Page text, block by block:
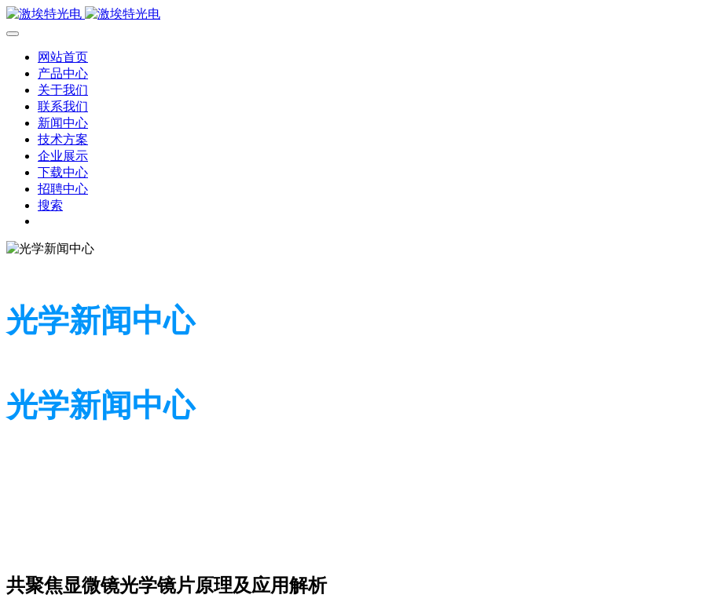
网站首页
产品中心
关于我们
联系我们
新闻中心
技术方案
企业展示
下载中心
招聘中心
搜索
光学新闻中心
光学新闻中心
共聚焦显微镜光学镜片原理及应用解析